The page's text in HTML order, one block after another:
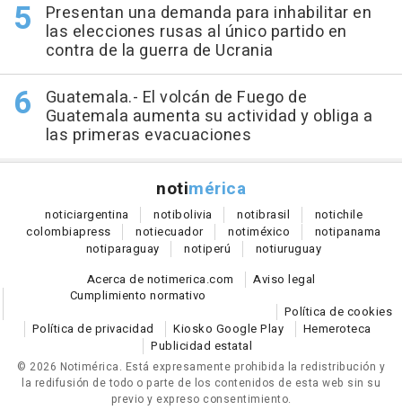
Presentan una demanda para inhabilitar en
las elecciones rusas al único partido en
contra de la guerra de Ucrania
Guatemala.- El volcán de Fuego de
Guatemala aumenta su actividad y obliga a
las primeras evacuaciones
notimérica
noticiargentina notibolivia notibrasil notichile
colombiapress notiecuador notiméxico notipanama
notiparaguay notiperú notiuruguay
Acerca de notimerica.com
Aviso legal
Cumplimiento normativo
Política de cookies
Política de privacidad
Kiosko Google Play
Hemeroteca
Publicidad estatal
© 2026 Notimérica. Está expresamente prohibida la redistribución y
la redifusión de todo o parte de los contenidos de esta web sin su
previo y expreso consentimiento.